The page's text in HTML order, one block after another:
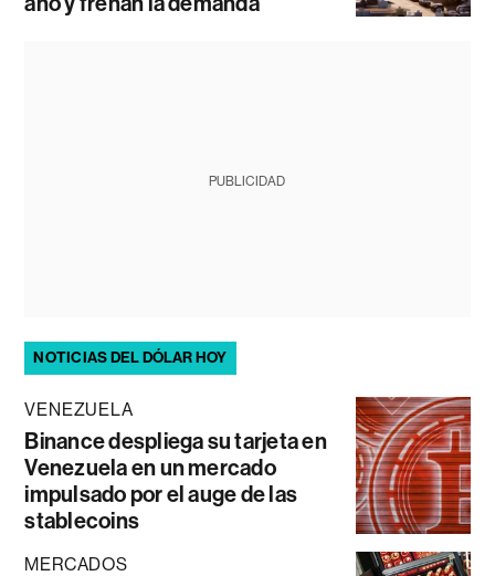
PUBLICIDAD
NOTICIAS DEL DÓLAR HOY
VENEZUELA
Binance despliega su tarjeta en
Venezuela en un mercado
impulsado por el auge de las
stablecoins
MERCADOS